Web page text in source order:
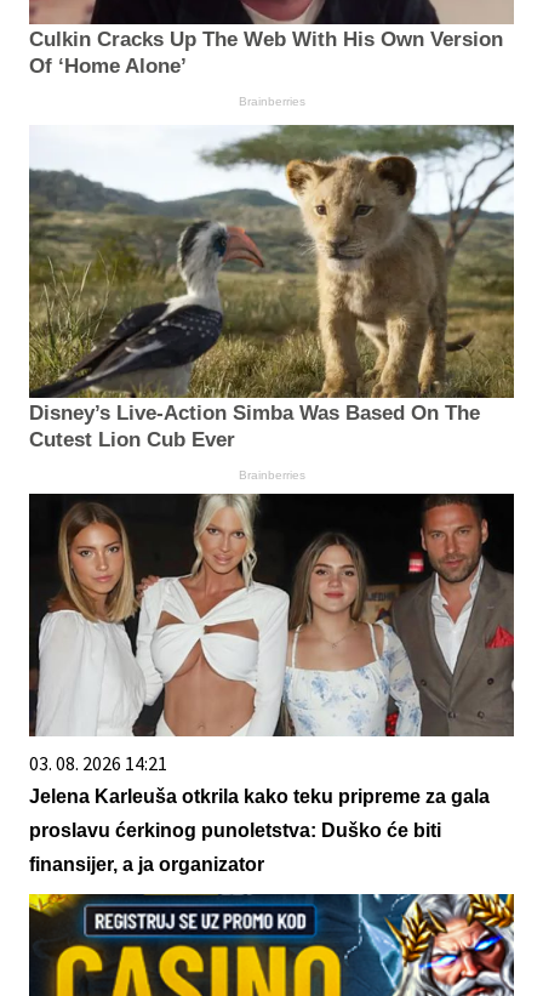
Culkin Cracks Up The Web With His Own Version
Of ‘Home Alone’
Brainberries
Disney’s Live-Action Simba Was Based On The
Cutest Lion Cub Ever
Brainberries
03. 08. 2026 14:21
Jelena Karleuša otkrila kako teku pripreme za gala
proslavu ćerkinog punoletstva: Duško će biti
finansijer, a ja organizator